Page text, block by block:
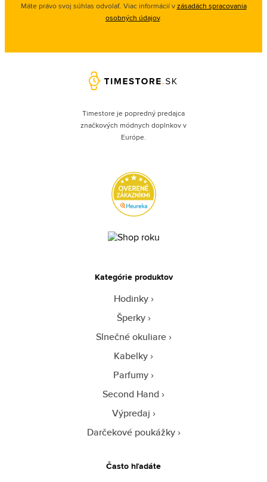
Máte právo svoj súhlas odvolať. Viac informácií vzásadách spracovania
osobných údajov.
Timestore je popredný predajca
značkových módnych doplnkov v
Európe.
Kategórie produktov
Hodinky
Šperky
Slnečné okuliare
Kabelky
Parfumy
Second Hand
Výpredaj
Darčekové poukážky
Často hľadáte